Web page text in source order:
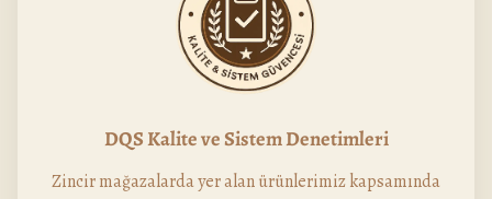
DQS Kalite ve Sistem Denetimleri
Zincir mağazalarda yer alan ürünlerimiz kapsamında